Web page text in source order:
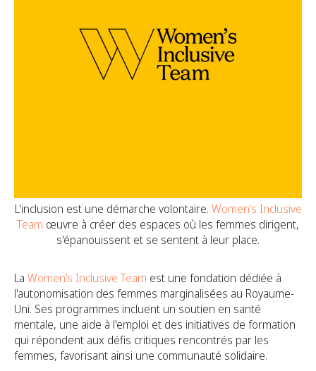
L'inclusion est une démarche volontaire. Women’s Inclusive
Team œuvre à créer des espaces où les femmes dirigent,
s'épanouissent et se sentent à leur place.
La Women’s Inclusive Team est une fondation dédiée à
l'autonomisation des femmes marginalisées au Royaume-
Uni. Ses programmes incluent un soutien en santé
mentale, une aide à l'emploi et des initiatives de formation
qui répondent aux défis critiques rencontrés par les
femmes, favorisant ainsi une communauté solidaire.